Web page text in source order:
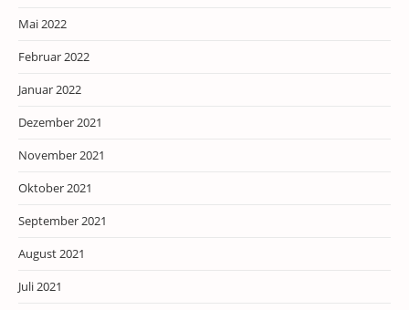
Mai 2022
Februar 2022
Januar 2022
Dezember 2021
November 2021
Oktober 2021
September 2021
August 2021
Juli 2021